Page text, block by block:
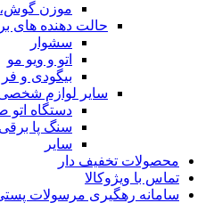
موزن گوش،
حالت دهنده های
سشوار
اتو و ویو مو
بیگودی و
سایر لوازم
دستگاه
سنگ پا برقی
سایر
محصولات تخفیف دار
تماس با ویژوکالا
سامانه رهگیری مرسولات